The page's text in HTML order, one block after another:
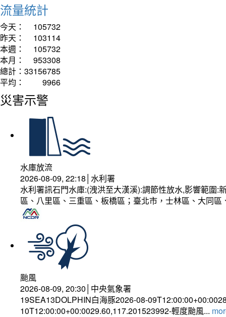
流量統計
今天：
105732
昨天：
103114
本週：
105732
本月：
953308
總計： 33156785
平均：
9966
災害示警
水庫放流
2026-08-09, 22:18│水利署
水利署訊石門水庫:(洩洪至大漢溪):調節性放水,影響範圍
區、八里區、三重區、板橋區；臺北市，士林區、大同
颱風
2026-08-09, 20:30│中央氣象署
19SEA13DOLPHIN白海豚2026-08-
10T12:00:00+00:0029.60,117.201523992-輕度颱風...